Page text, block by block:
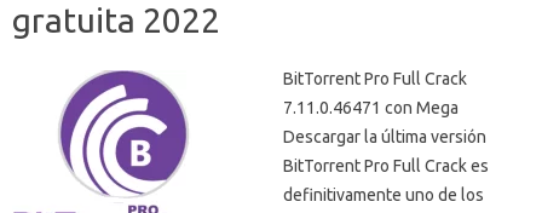
gratuita 2022
BitTorrent Pro Full Crack
7.11.0.46471 con Mega
Descargar la última versión
BitTorrent Pro Full Crack es
definitivamente uno de los